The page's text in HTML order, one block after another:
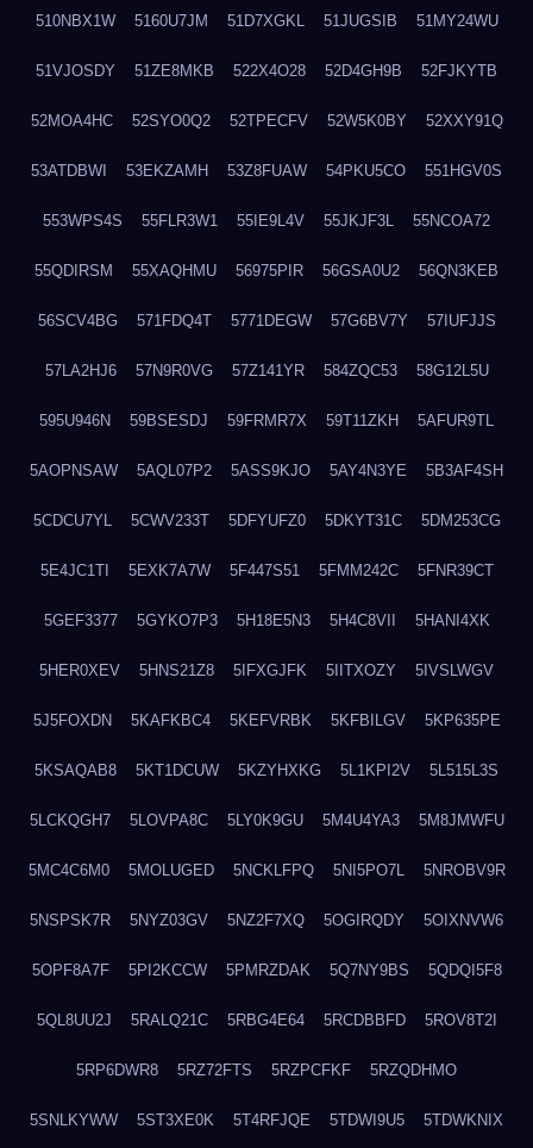
510NBX1W 5160U7JM 51D7XGKL 51JUGSIB 51MY24WU
51VJOSDY 51ZE8MKB 522X4O28 52D4GH9B 52FJKYTB
52MOA4HC 52SYO0Q2 52TPECFV 52W5K0BY 52XXY91Q
53ATDBWI 53EKZAMH 53Z8FUAW 54PKU5CO 551HGV0S
553WPS4S 55FLR3W1 55IE9L4V 55JKJF3L 55NCOA72
55QDIRSM 55XAQHMU 56975PIR 56GSA0U2 56QN3KEB
56SCV4BG 571FDQ4T 5771DEGW 57G6BV7Y 57IUFJJS
57LA2HJ6 57N9R0VG 57Z141YR 584ZQC53 58G12L5U
595U946N 59BSESDJ 59FRMR7X 59T11ZKH 5AFUR9TL
5AOPNSAW 5AQL07P2 5ASS9KJO 5AY4N3YE 5B3AF4SH
5CDCU7YL 5CWV233T 5DFYUFZ0 5DKYT31C 5DM253CG
5E4JC1TI 5EXK7A7W 5F447S51 5FMM242C 5FNR39CT
5GEF3377 5GYKO7P3 5H18E5N3 5H4C8VII 5HANI4XK
5HER0XEV 5HNS21Z8 5IFXGJFK 5IITXOZY 5IVSLWGV
5J5FOXDN 5KAFKBC4 5KEFVRBK 5KFBILGV 5KP635PE
5KSAQAB8 5KT1DCUW 5KZYHXKG 5L1KPI2V 5L515L3S
5LCKQGH7 5LOVPA8C 5LY0K9GU 5M4U4YA3 5M8JMWFU
5MC4C6M0 5MOLUGED 5NCKLFPQ 5NI5PO7L 5NROBV9R
5NSPSK7R 5NYZ03GV 5NZ2F7XQ 5OGIRQDY 5OIXNVW6
5OPF8A7F 5PI2KCCW 5PMRZDAK 5Q7NY9BS 5QDQI5F8
5QL8UU2J 5RALQ21C 5RBG4E64 5RCDBBFD 5ROV8T2I
5RP6DWR8 5RZ72FTS 5RZPCFKF 5RZQDHMO
5SNLKYWW 5ST3XE0K 5T4RFJQE 5TDWI9U5 5TDWKNIX